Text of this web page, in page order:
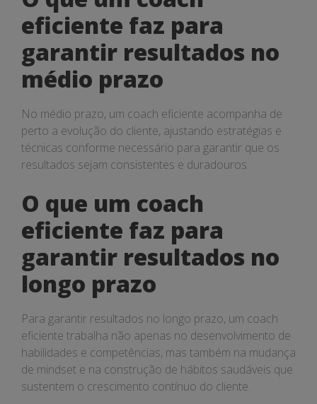
eficiente faz para
garantir resultados no
médio prazo
No médio prazo, um coach eficiente acompanha de
perto a evolução do cliente, ajustando estratégias e
técnicas conforme necessário para garantir que os
resultados sejam consistentes e duradouros.
O que um coach
eficiente faz para
garantir resultados no
longo prazo
Para garantir resultados no longo prazo, um coach
eficiente trabalha não apenas no desenvolvimento de
habilidades e competências, mas também na mudança
de mindset e na construção de hábitos saudáveis que
sustentem o crescimento contínuo do cliente.